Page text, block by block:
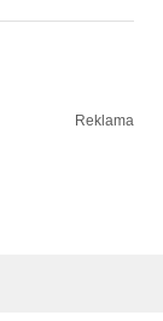
Reklama